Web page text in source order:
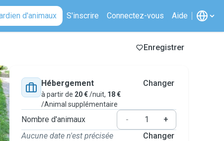
d'animaux S'inscrire Connectez-vous Aide
Enregistrer
Hébergement
à partir de 20 €/nuit, 18 €
/Animal supplémentaire
Changer
Nombre d'animaux -
+
Aucune date n'est précisée
Changer